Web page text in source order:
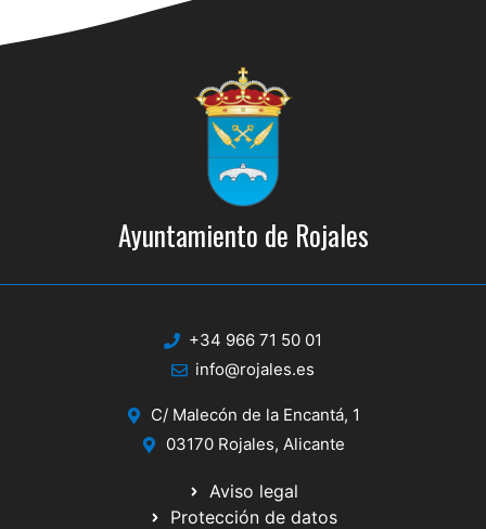
Ayuntamiento de Rojales
+34 966 71 50 01
info@rojales.es
C/ Malecón de la Encantá, 1
03170 Rojales, Alicante
Aviso legal
Protección de datos